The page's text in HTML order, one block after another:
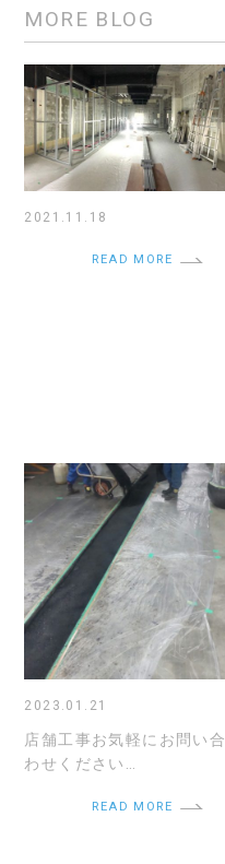
MORE BLOG
2021.11.18
READ MORE
2023.01.21
店舗工事お気軽にお問い合
わせください…
READ MORE